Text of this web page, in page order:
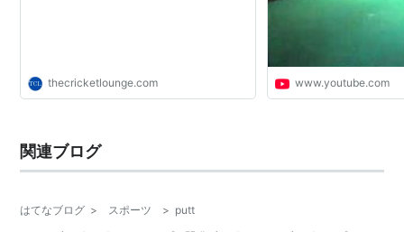
thecricketlounge.com www.youtube.com
関連ブログ
はてなブログ > スポーツ > putt